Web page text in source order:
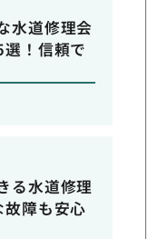
水道修理会
！信頼で
る水道修理
障も安心